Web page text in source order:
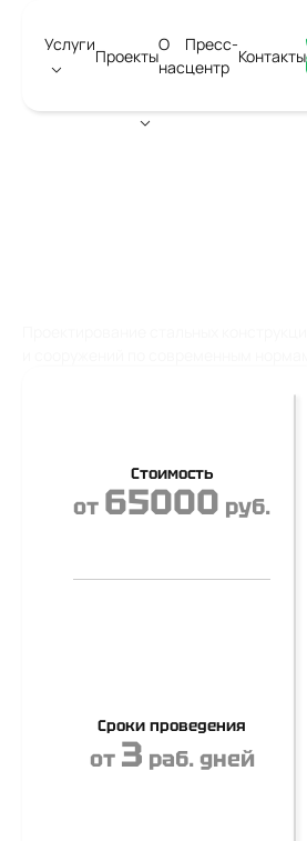
Услуги
Проекты
О
нас
Пресс-
центр
Контакты
Стоимость
от 65000 руб.
Сроки проведения
от 3 раб. дней